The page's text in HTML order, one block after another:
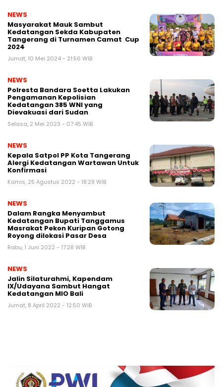
NEWS
Masyarakat Mauk Sambut
Kedatangan Sekda Kabupaten
Tangerang di Turnamen Camat Cup
2024
Jumat, 10 Mei 2024 - 21:56 WIB
NEWS
Polresta Bandara Soetta Lakukan
Pengamanan Kepolisian
Kedatangan 385 WNI yang
Dievakuasi dari Sudan
Selasa, 2 Mei 2023 - 07:45 WIB
NEWS
Kepala Satpol PP Kota Tangerang
Alergi Kedatangan Wartawan Untuk
Konfirmasi
Kamis, 25 Agustus 2022 - 18:29 WIB
NEWS
Dalam Rangka Menyambut
Kedatangan Bupati Tanggamus
Masrakat Pekon Kuripan Gotong
Royong dilokasi Pasar Desa
Rabu, 1 Juni 2022 - 17:28 WIB
NEWS
Jalin Silaturahmi, Kapendam
IX/Udayana Sambut Hangat
Kedatangan MIO Bali
Jumat, 8 April 2022 - 12:50 WIB